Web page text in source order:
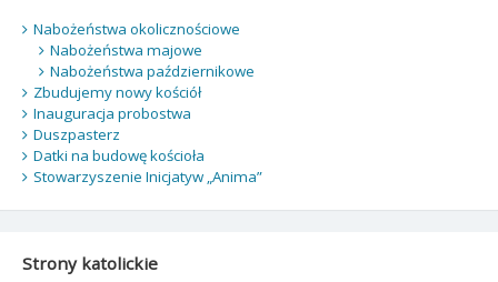
Nabożeństwa okolicznościowe
Nabożeństwa majowe
Nabożeństwa październikowe
Zbudujemy nowy kościół
Inauguracja probostwa
Duszpasterz
Datki na budowę kościoła
Stowarzyszenie Inicjatyw „Anima”
Strony katolickie